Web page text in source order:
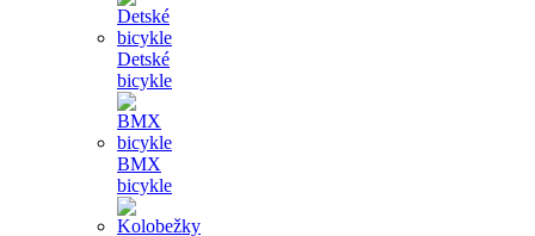
Detské
bicykle
BMX
bicykle